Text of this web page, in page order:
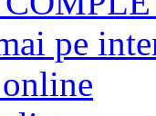
pe